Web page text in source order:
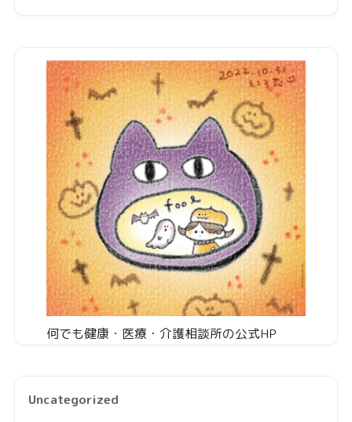
何でも健康・医療・介護相談所の公式HP
Uncategorized